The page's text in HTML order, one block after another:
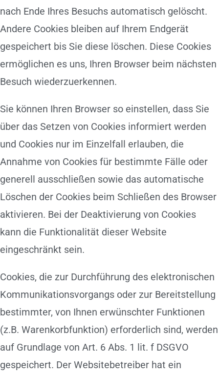
nach Ende Ihres Besuchs automatisch gelöscht.
Andere Cookies bleiben auf Ihrem Endgerät
gespeichert bis Sie diese löschen. Diese Cookies
ermöglichen es uns, Ihren Browser beim nächsten
Besuch wiederzuerkennen.
Sie können Ihren Browser so einstellen, dass Sie
über das Setzen von Cookies informiert werden
und Cookies nur im Einzelfall erlauben, die
Annahme von Cookies für bestimmte Fälle oder
generell ausschließen sowie das automatische
Löschen der Cookies beim Schließen des Browser
aktivieren. Bei der Deaktivierung von Cookies
kann die Funktionalität dieser Website
eingeschränkt sein.
Cookies, die zur Durchführung des elektronischen
Kommunikationsvorgangs oder zur Bereitstellung
bestimmter, von Ihnen erwünschter Funktionen
(z.B. Warenkorbfunktion) erforderlich sind, werden
auf Grundlage von Art. 6 Abs. 1 lit. f DSGVO
gespeichert. Der Websitebetreiber hat ein